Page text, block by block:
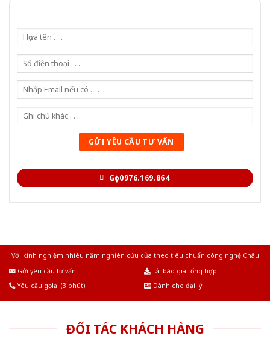
Gọi 0976.169.864
Với kinh nghiệm nhiêu năm nghiên cứu cửa theo tiêu chuẩn công nghệ Châu
Gửi yêu cầu tư vấn
Tải báo giá tổng hợp
Yêu cầu gọi lại (3 phút)
Dành cho đại lý
ĐỐI TÁC KHÁCH HÀNG